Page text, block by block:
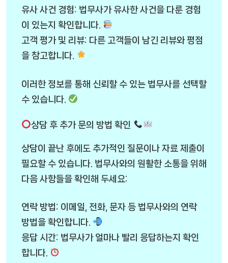
유사 사건 경험: 법무사가 유사한 사건을 다룬 경험
이 있는지 확인합니다.
고객 평가 및 리뷰: 다른 고객들이 남긴 리뷰와 평점
을 참고합니다.
이러한 정보를 통해 신뢰할 수 있는 법무사를 선택할
수 있습니다.
상담 후 추가 문의 방법 확인
상담이 끝난 후에도 추가적인 질문이나 자료 제출이
필요할 수 있습니다. 법무사와의 원활한 소통을 위해
다음 사항들을 확인해 두세요:
연락 방법: 이메일, 전화, 문자 등 법무사와의 연락
방법을 확인합니다.
응답 시간: 법무사가 얼마나 빨리 응답하는지 확인
합니다.